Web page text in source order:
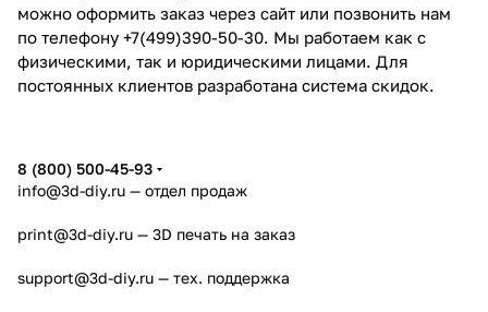
можно оформить заказ через сайт или позвонить нам
по телефону +7(499)390-50-30. Мы работаем как с
физическими, так и юридическими лицами. Для
постоянных клиентов разработана система скидок.
8 (800) 500-45-93
info@3d-diy.ru — отдел продаж
print@3d-diy.ru — 3D печать на заказ
support@3d-diy.ru — тех. поддержка